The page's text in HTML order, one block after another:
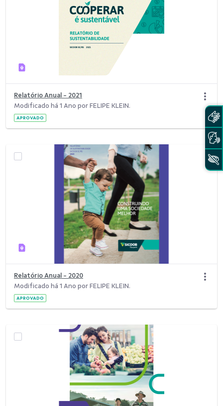
Relatório Anual - 2021
Modificado há 1 Ano por FELIPE KLEIN.
APROVADO
Relatório Anual - 2020
Modificado há 1 Ano por FELIPE KLEIN.
APROVADO